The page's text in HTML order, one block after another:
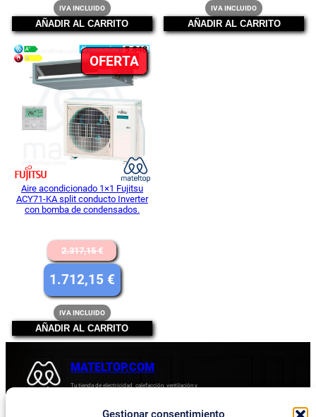
Gestionar consentimiento
era:
3.274,26 €.
actual
es:
2.548,26 €.
IVA INCLUIDO
AÑADIR AL CARRITO
era:
3.031,05
actual
es:
IVA INCLUIDO
AÑADIR AL CARRITO
OFERTAPRODUCTO
EN
OFERTA
Aire acondicionado 1×1 Fujitsu
ACY71-KA split conducto Inverter
con bomba de condensados.
2.317,15€
El
precio
original
era:
2.317,15 €.
1.712,15 € El
precio
actual
es:
1.712,15 €.
IVA INCLUIDO
AÑADIR AL CARRITO
MATELTOP.COM
Tu tienda de electricidad, calefacción, ventilación y